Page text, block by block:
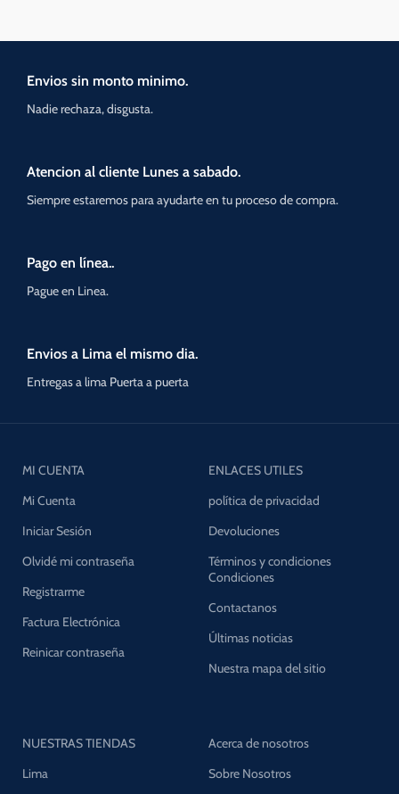
Envios sin monto minimo.
Nadie rechaza, disgusta.
Atencion al cliente Lunes a sabado.
Siempre estaremos para ayudarte en tu proceso de compra.
Pago en línea..
Pague en Linea.
Envios a Lima el mismo dia.
Entregas a lima Puerta a puerta
MI CUENTA
Mi Cuenta
Iniciar Sesión
Olvidé mi contraseña
Registrarme
Factura Electrónica
Reinicar contraseña
ENLACES UTILES
política de privacidad
Devoluciones
Términos y condiciones
Condiciones
Contactanos
Últimas noticias
Nuestra mapa del sitio
NUESTRAS TIENDAS
Lima
Acerca de nosotros
Sobre Nosotros